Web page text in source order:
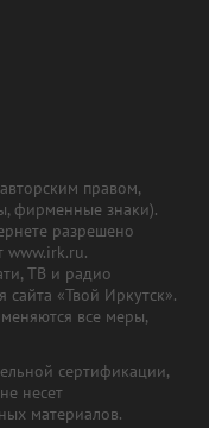
правом,
фирменные знаки).
разрешено
www.irk.ru.
ТВ и радио
сайта «Твой Иркутск».
все меры,
сертификации,
несет
материалов.